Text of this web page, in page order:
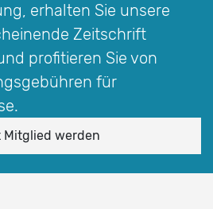
erhalten Sie unsere
Zeitschrift
profitieren Sie von
für
werden